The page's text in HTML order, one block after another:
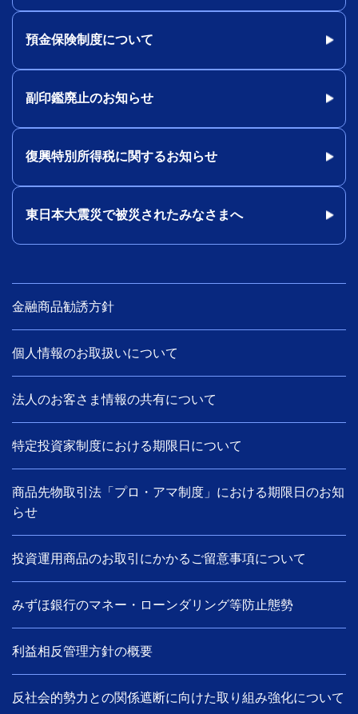
預金保険制度について
副印鑑廃止のお知らせ
復興特別所得税に関するお知らせ
東日本大震災で被災されたみなさまへ
金融商品勧誘方針
個人情報のお取扱いについて
法人のお客さま情報の共有について
特定投資家制度における期限日について
商品先物取引法「プロ・アマ制度」における期限日のお知
らせ
投資運用商品のお取引にかかるご留意事項について
みずほ銀行のマネー・ローンダリング等防止態勢
利益相反管理方針の概要
反社会的勢力との関係遮断に向けた取り組み強化について